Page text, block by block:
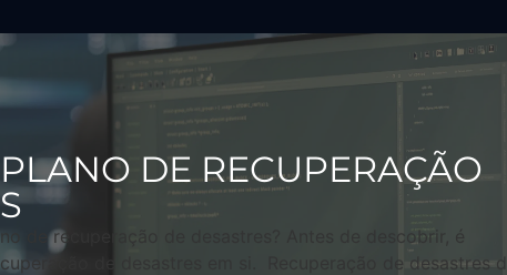
DE RECUPERAÇÃO
de recuperação de desastres? Antes de descobrir, é
de desastres em si. Recuperação de desastres de